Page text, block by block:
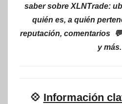
saber sobre XLNTrade:
quién es, a quién
reputación, comentarios
y más.
💠 Información